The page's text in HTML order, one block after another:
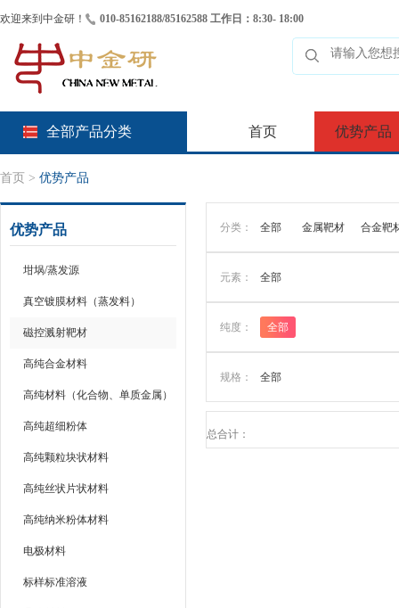
欢迎来到中金研！ 010-85162188/85162588 工作日：8:30- 18:00
全部产品分类 首页 优势产品
首页 > 优势产品
优势产品
坩埚/蒸发源
真空镀膜材料（蒸发料）
磁控溅射靶材
高纯合金材料
高纯材料（化合物、单质金属）
高纯超细粉体
高纯颗粒块状材料
高纯丝状片状材料
高纯纳米粉体材料
电极材料
标样标准溶液
分类： 全部 金属靶材 合金靶
元素： 全部
纯度： 全部
规格： 全部
总合计：